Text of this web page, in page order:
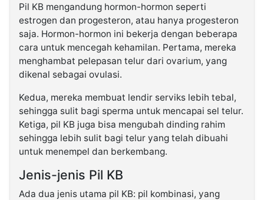
Pil KB mengandung hormon-hormon seperti
estrogen dan progesteron, atau hanya progesteron
saja. Hormon-hormon ini bekerja dengan beberapa
cara untuk mencegah kehamilan. Pertama, mereka
menghambat pelepasan telur dari ovarium, yang
dikenal sebagai ovulasi.
Kedua, mereka membuat lendir serviks lebih tebal,
sehingga sulit bagi sperma untuk mencapai sel telur.
Ketiga, pil KB juga bisa mengubah dinding rahim
sehingga lebih sulit bagi telur yang telah dibuahi
untuk menempel dan berkembang.
Jenis-jenis Pil KB
Ada dua jenis utama pil KB: pil kombinasi, yang